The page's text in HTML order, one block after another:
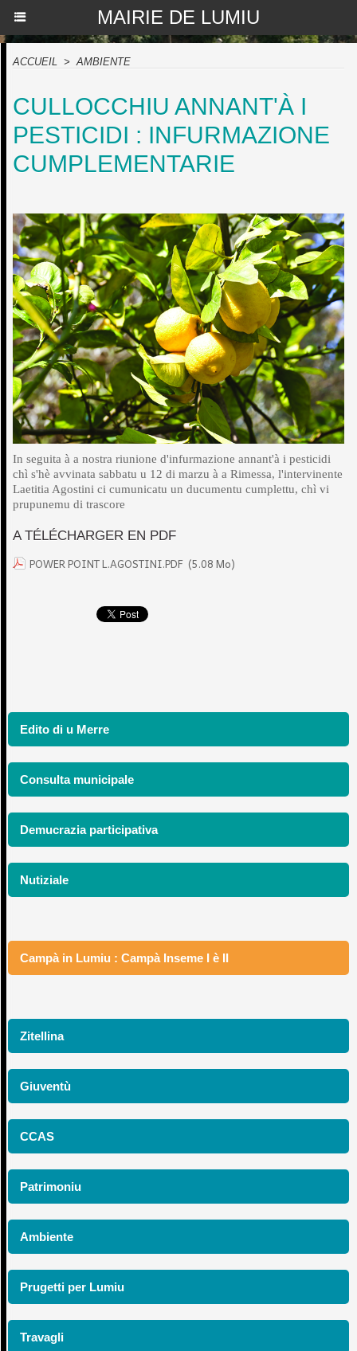
MAIRIE DE LUMIU
Edito di u Merre
Consulta municipale
Demucrazia participativa
Nutiziale
Campà in Lumiu : Campà Inseme I è II
Zitellina
Giuventù
CCAS
Patrimoniu
Ambiente
Prugetti per Lumiu
Travagli
ACCUEIL > AMBIENTE
CULLOCCHIU ANNANT'À I
PESTICIDI : INFURMAZIONE
CUMPLEMENTARIE
In seguita à a nostra riunione d'infurmazione annant'à i pesticidi
chì s'hè avvinata sabbatu u 12 di marzu à a Rimessa, l'intervinente
Laetitia Agostini ci cumunicatu un ducumentu cumplettu, chì vi
prupunemu di trascore
A TÉLÉCHARGER EN PDF
POWER POINT L.AGOSTINI.PDF (5.08 Mo)